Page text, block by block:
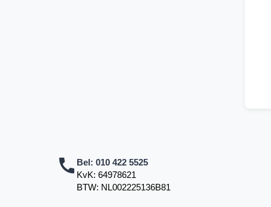
Bel: 010 422 5525
KvK: 64978621
BTW: NL002225136B81